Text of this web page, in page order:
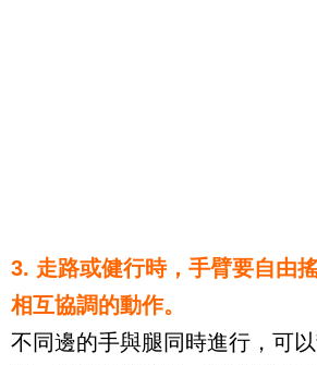
3. 走路或健行時，手臂要自由
相互協調的動作。
不同邊的手與腿同時進行，可